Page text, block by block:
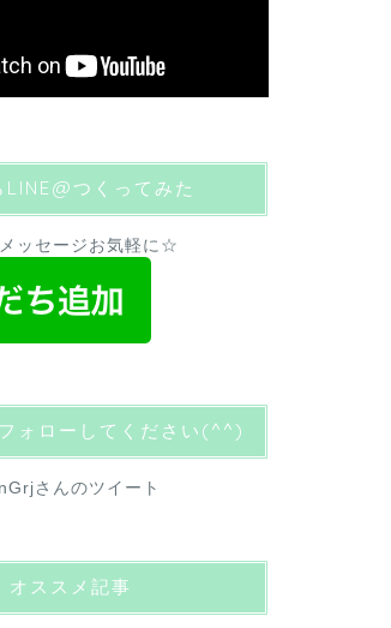
LINE@つくってみた
ッセージお気軽に☆
ォローしてください(^^)
さんのツイート
オススメ記事